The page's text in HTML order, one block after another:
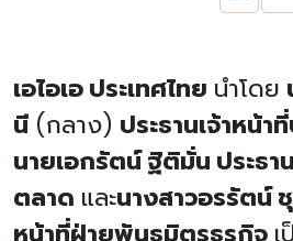
เอไอเอ ประเทศไทย นำโดย
นี (กลาง) ประธานเจ้าหน้า
นายเอกรัตน์ ฐิติมั่น ประธา
ตลาด และนางสาวอรรัตน์
หน้าที่ฝ่ายพันธมิตรธุรกิจ